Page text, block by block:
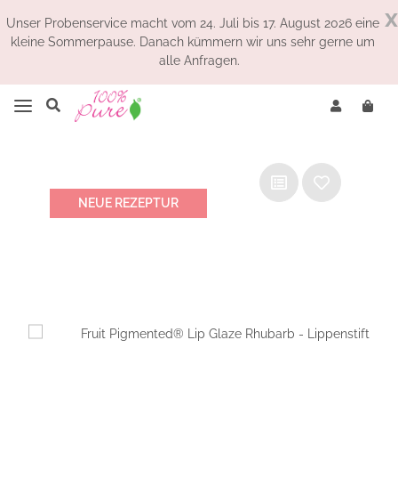
x
Unser Probenservice macht vom 24. Juli bis 17. August 2026 eine
kleine Sommerpause. Danach kümmern wir uns sehr gerne um
alle Anfragen.
NEUE REZEPTUR